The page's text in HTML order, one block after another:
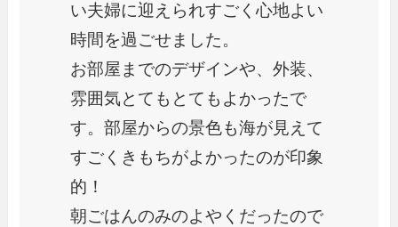
い夫婦に迎えられすごく心地よい
時間を過ごせました。
お部屋までのデザインや、外装、
雰囲気とてもとてもよかったで
す。部屋からの景色も海が見えて
すごくきもちがよかったのが印象
的！
朝ごはんのみのよやくだったので